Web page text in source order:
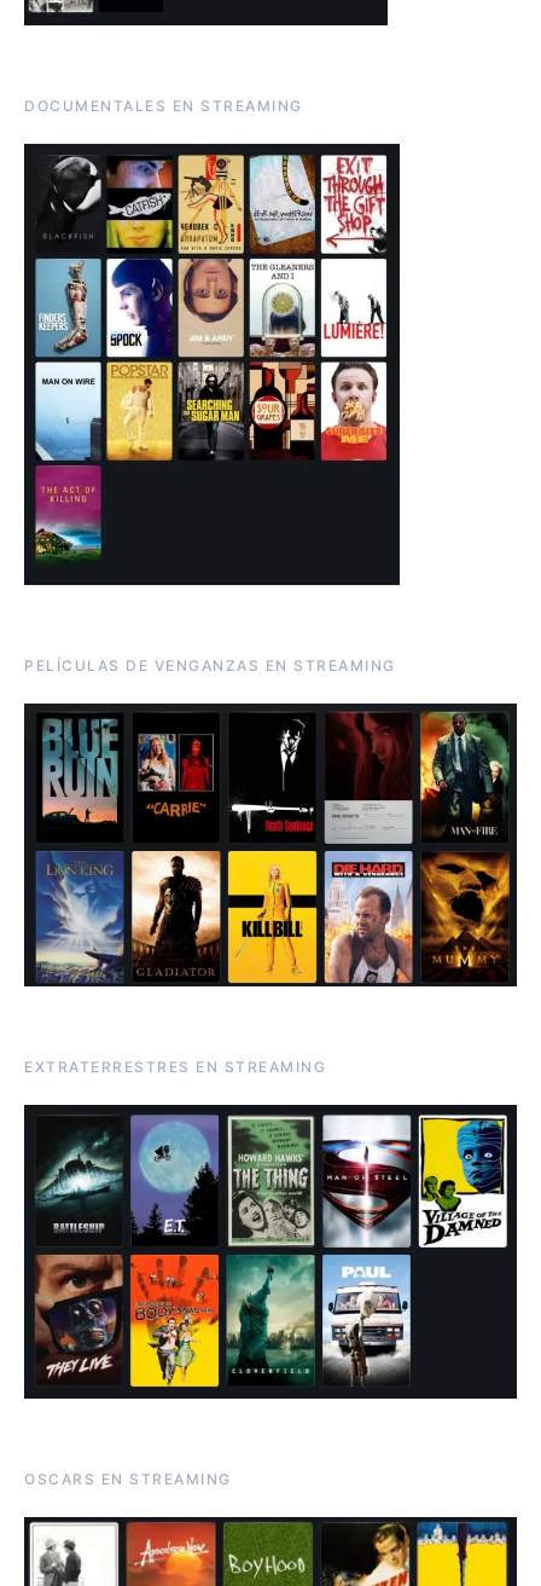
DOCUMENTALES EN STREAMING
PELÍCULAS DE VENGANZAS EN STREAMING
EXTRATERRESTRES EN STREAMING
OSCARS EN STREAMING